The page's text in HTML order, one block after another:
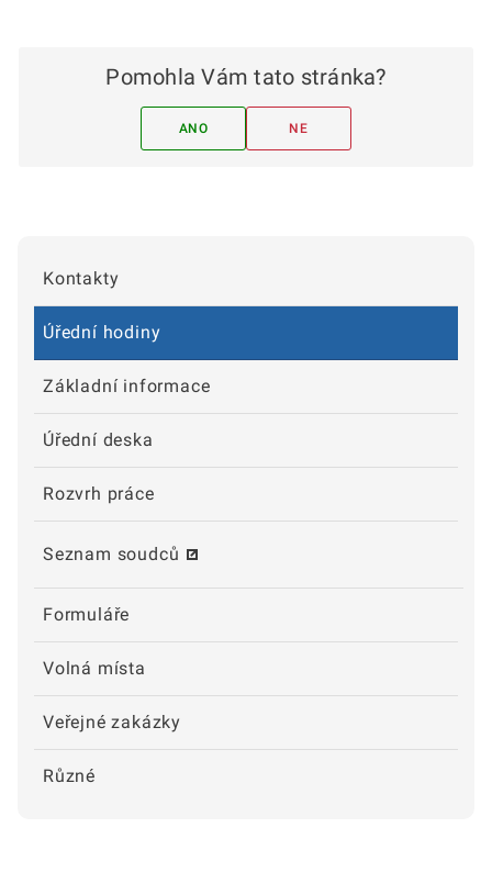
Kontakty
Úřední hodiny
Základní informace
Úřední deska
Rozvrh práce
Seznam soudců
Formuláře
Volná místa
Veřejné zakázky
Různé
Pomohla Vám tato stránka?
ANO NE